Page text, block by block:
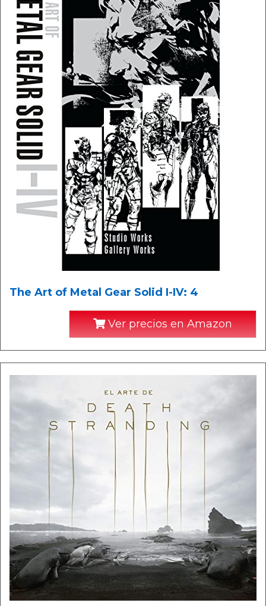
The Art of Metal Gear Solid I-IV: 4
Ver precios en Amazon